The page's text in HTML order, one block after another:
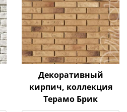
Декоративный
кирпич, коллекция
Терамо Брик